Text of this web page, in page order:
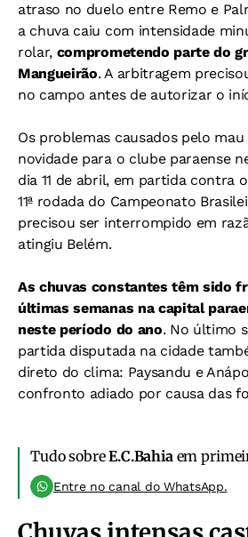
atraso no duelo entre Remo e
a chuva caiu com intensidade
rolar, comprometendo parte do
Mangueirão. A arbitragem
no campo antes de autorizar o
Os problemas causados pelo
novidade para o clube paraense
dia 11 de abril, em partida contra
11ª rodada do Campeonato
precisou ser interrompido em
atingiu Belém.
As chuvas constantes têm sido
últimas semanas na capital
neste período do ano. No último
partida disputada na cidade
direto do clima: Paysandu e
confronto adiado por causa das
Tudo sobreE.C.Bahiaem
Entre no canal do WhatsApp.